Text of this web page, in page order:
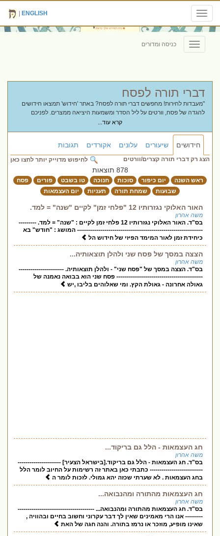
Toggle
navigation
ENGLISH
Toggle
navigation
כניסה ומדורים
דברי תורה לפסח
"מעבדות לחירות! מחפשים דברי תורה לפסח? באתר 'חידוש' תמצאו חידושים
להגדה של פסח, וורטים על ליל הסדר ומשמעות היציאה ממצרים. לפניכם
מאמרים ורעיונות שיעזרו לכם להעביר את המסורת לדור הבא ולהפוך את החג
לזמן של צמיחה חירותית."
קרא עוד...
חידושים שיעורים עלונים אקורדים תגובות
לחיפוש מדוייק יותר לחצו כאן הצג רק דברי תורה קצרים/וורטים
878 תוצאות
ראש השנה יום כיפור סוכות חנוכה טו בשבט פורים
פסח
שבועות
שמחת תורה תעניות יום העצמאות
האור האלוקי נגזרותיו 12 "פלחי זמן" לקיים "שנה" = למד.
משה אהרון
בס"ד. האור האלוקי נגזרותיו 12 פלחי זמן לקיים : "שנה" = למד. ---------
---------------------------------------------------------------- המושג : "חודש" בא
כיחידת זמן לאור המימד הפיזי של חידוש הל
הצצה במסך של פסח שני ולהלן תוצאותיה...
משה אהרון
בס"ד. הצצה במסך של "פסח שני" - ולהלן תוצאותיה. -----------------------
-------------------------------------------- פסח שני הוא בבואה נאמנה של
גאולה אחרונה - גאולת הקץ. ומי שאלוהים בליבו ,יש
חג העצמאות - הלל גם בריקוד...
משה אהרון
בס"ד. חג העצמאות - הלל גם בריקוד.[בישראל הצעיר] ----------------------
--------------------------- כתבתי כאן באתר זה רשימות על החיוב לומר הלל
בחג העצמאות . לא שערתי שכזה יהא גמולי. לזכות לומר ה
חג העצמאות מהתורה ומהנבואה...
משה אהרון
בס"ד. חג העצמאות מהתורה ומהנבואה... ---------------------------------------
--------- אנו הרי מאמינים שאין לך דבר עקרוני וחשוב בחיים ובהוויה ,
שאינו מופיע, מוזכר או נרמז בתורה. והנה חגה של האת